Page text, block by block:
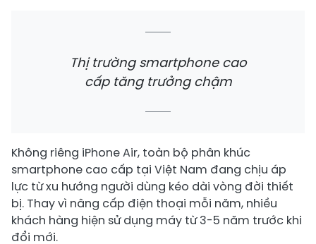
Thị trường smartphone cao
cấp tăng trưởng chậm
Không riêng iPhone Air, toàn bộ phân khúc
smartphone cao cấp tại Việt Nam đang chịu áp
lực từ xu hướng người dùng kéo dài vòng đời thiết
bị. Thay vì nâng cấp điện thoại mỗi năm, nhiều
khách hàng hiện sử dụng máy từ 3-5 năm trước khi
đổi mới.